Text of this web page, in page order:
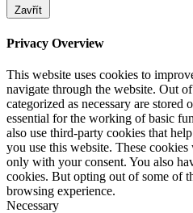
Zavřít
Privacy Overview
This website uses cookies to
navigate through the website. Out
categorized as necessary are stored
essential for the working of basic
also use third-party cookies that
you use this website. These
only with your consent. You also
cookies. But opting out of some of
browsing experience.
Necessary